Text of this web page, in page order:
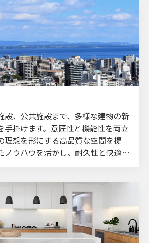
献します。
設、公共施設まで、多様な建物の新
手掛けます。意匠性と機能性を両立
理想を形にする高品質な空間を提
ノウハウを活かし、耐久性と快適性